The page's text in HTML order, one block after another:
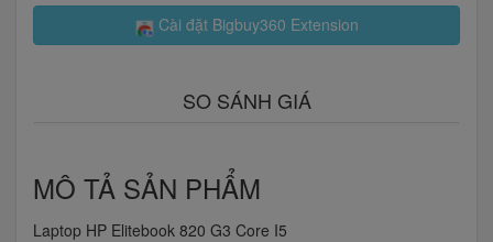
Cài đặt Bigbuy360 Extension
SO SÁNH GIÁ
MÔ TẢ SẢN PHẨM
Laptop HP Elitebook 820 G3 Core I5